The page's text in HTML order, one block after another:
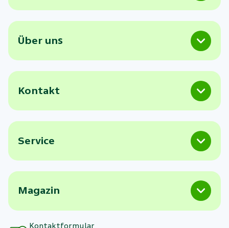
Über uns
Kontakt
Service
Magazin
Kontaktformular